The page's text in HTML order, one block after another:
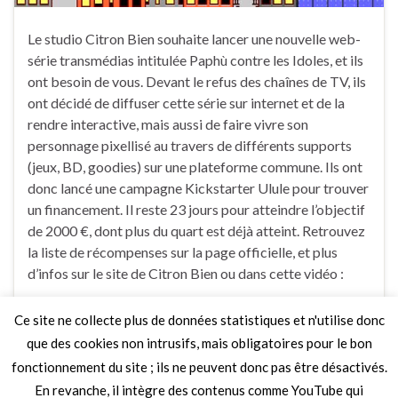
Le studio Citron Bien souhaite lancer une nouvelle web-
série transmédias intitulée Paphù contre les Idoles, et ils
ont besoin de vous. Devant le refus des chaînes de TV, ils
ont décidé de diffuser cette série sur internet et de la
rendre interactive, mais aussi de faire vivre son
personnage pixellisé au travers de différents supports
(jeux, BD, goodies) sur une plateforme commune. Ils ont
donc lancé une campagne Kickstarter Ulule pour trouver
un financement. Il reste 23 jours pour atteindre l’objectif
de 2000 €, dont plus du quart est déjà atteint. Retrouvez
la liste de récompenses sur la page officielle, et plus
d’infos sur le site de Citron Bien ou dans cette vidéo :
Faire un commentaire
Ce site ne collecte plus de données statistiques et n'utilise donc
que des cookies non intrusifs, mais obligatoires pour le bon
fonctionnement du site ; ils ne peuvent donc pas être désactivés.
En revanche, il intègre des contenus comme YouTube qui